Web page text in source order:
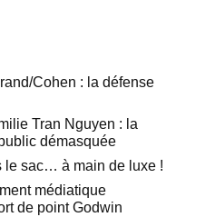
Cohen : la défense
Tran Nguyen : la
démasquée
le sac… à main de luxe !
médiatique
de point Godwin